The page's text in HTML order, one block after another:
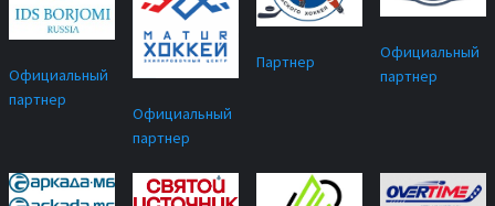
Официальный
партнер
Официальный
партнер
Партнер
Официальный
партнер